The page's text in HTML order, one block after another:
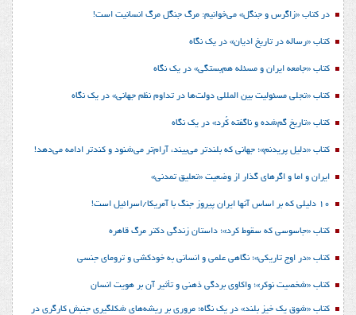
در کتاب «زاگرس و جنگل» می‌خوانیم: مرگ جنگل مرگ انسانیت است!
کتاب «رساله در تاریخ ادیان» در یک نگاه
کتاب «جامعه ایران و مسئله هم‌بستگی» در یک نگاه
کتاب «تجلی مسئولیت بین المللی دولت‌ها در تداوم نظم جهانی» در یک نگاه
کتاب «تاریخ گم‌شده و ناگفته کُرد» در یک نگاه
کتاب «دلیل پریدنم»؛ جهانی که بلندتر می‌بیند، آرام‌تر می‌شنود و کندتر ادامه می‌دهد!
ایران و اما و اگرهای گذار از وضعیت «تعلیق تمدنی»
10 دلیلی که بر اساس آنها ایران پیروز جنگ با آمریکا/اسرائیل است!
کتاب «جاسوسی که سقوط کرد»؛ داستان زندگی دکتر مرگ قاهره
کتاب «در اوج تاریکی»؛ نگاهی علمی و انسانی به خودکشی و ترومای جنسی
کتاب «شخصیت نوکر»؛ واکاوی بردگی ذهنی و تأثیر آن بر هویت انسان
کتاب «شوق یک خیز بلند» در یک نگاه؛ مروری بر ریشه‌های شکل‎گیری جنبش کارگری در